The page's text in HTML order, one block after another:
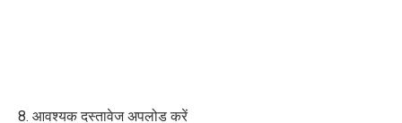
8. आवश्यक दस्तावेज अपलोड करें